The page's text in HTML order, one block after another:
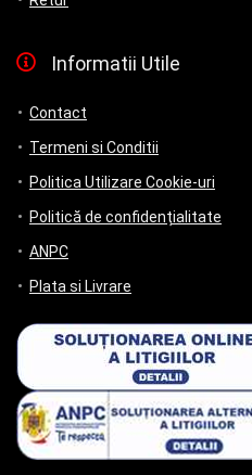
Informatii Utile
Contact
Termeni si Conditii
Politica Utilizare Cookie-uri
Politică de confidențialitate
ANPC
Plata si Livrare